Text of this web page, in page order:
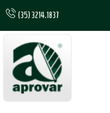
(35) 3214.1837